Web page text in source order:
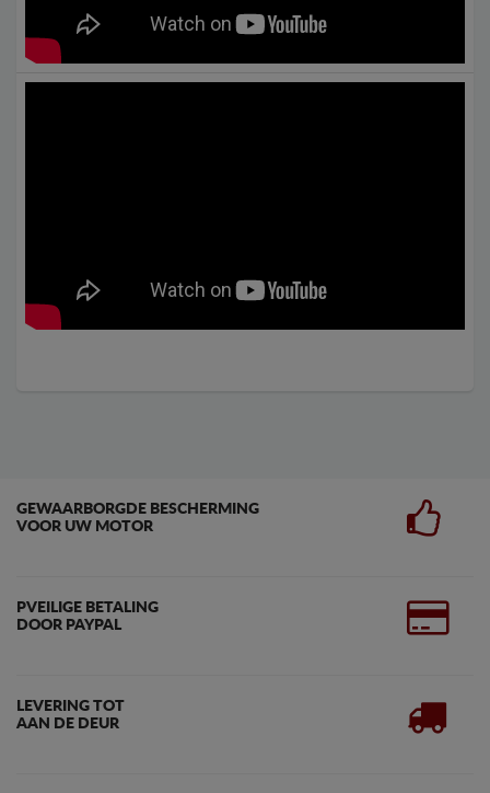
GEWAARBORGDE BESCHERMING
VOOR UW MOTOR
PVEILIGE BETALING
DOOR PAYPAL
LEVERING TOT
AAN DE DEUR